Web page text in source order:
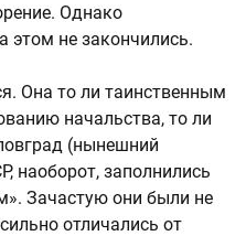
Однако
этом не закончились.
Она то ли таинственным
начальства, то ли
(нынешний
наоборот, заполнились
Зачастую они были не
отличались от